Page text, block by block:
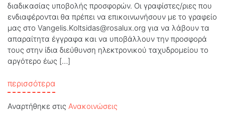
διαδικασίας υποβολής προσφορών. Οι γραφίστες/ριες που
ενδιαφέρονται θα πρέπει να επικοινωνήσουν με το γραφείο
μας στο Vangelis.Koltsidas@rosalux.org για να λάβουν τα
απαραίτητα έγγραφα και να υποβάλλουν την προσφορά
τους στην ίδια διεύθυνση ηλεκτρονικού ταχυδρομείου το
αργότερο έως […]
περισσότερα
Αναρτήθηκε στις Ανακοινώσεις